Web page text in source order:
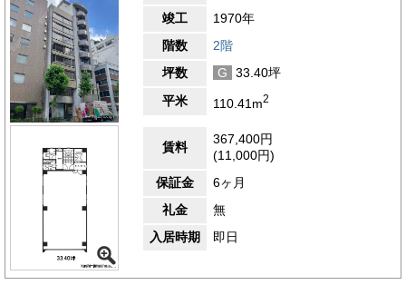
竣工
1970年
階数
2階
坪数
G
33.40坪
平米
110.41m2
賃料
367,400円
(11,000円)
保証金
6ヶ月
礼金
無
入居時期
即日